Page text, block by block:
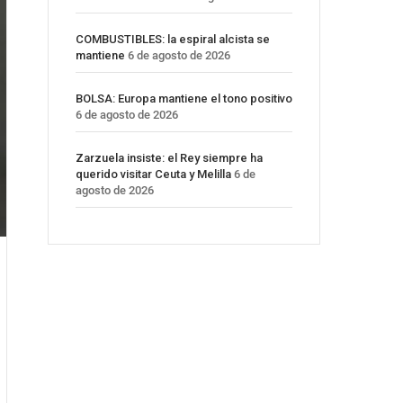
COMBUSTIBLES: la espiral alcista se
mantiene 6 de agosto de 2026
BOLSA: Europa mantiene el tono positivo
6 de agosto de 2026
Zarzuela insiste: el Rey siempre ha
querido visitar Ceuta y Melilla 6 de
agosto de 2026